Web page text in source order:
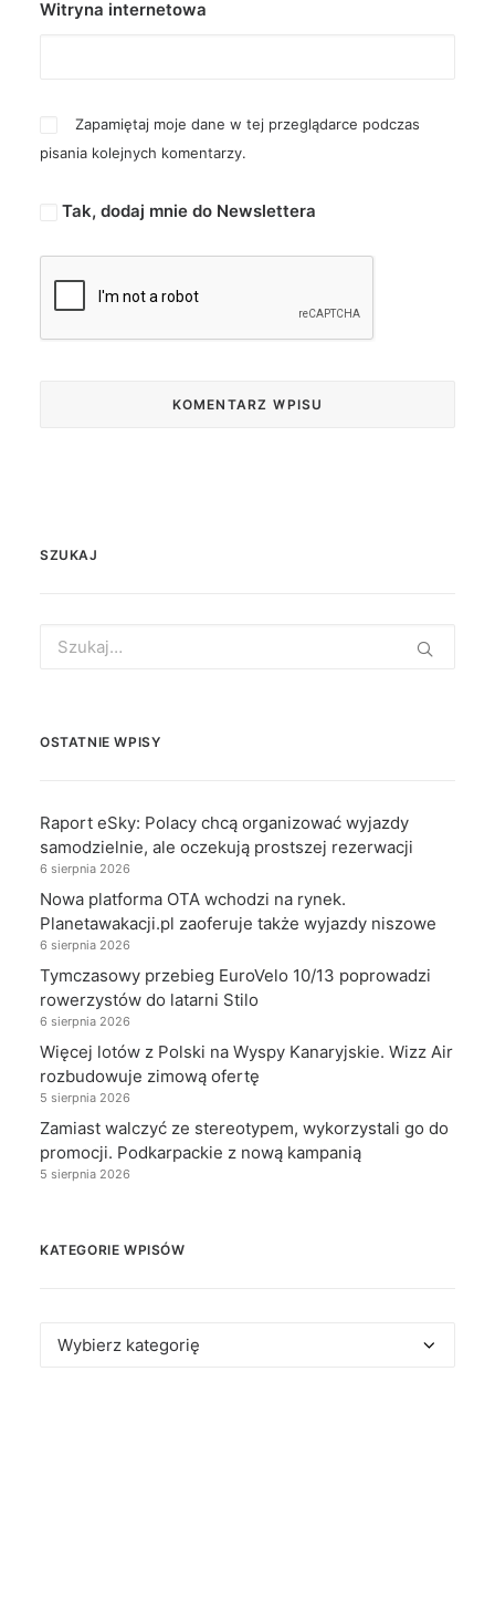
Witryna internetowa
Zapamiętaj moje dane w tej przeglądarce podczas
pisania kolejnych komentarzy.
Tak, dodaj mnie do Newslettera
SZUKAJ
for:
OSTATNIE WPISY
Raport eSky: Polacy chcą organizować wyjazdy
samodzielnie, ale oczekują prostszej rezerwacji
6 sierpnia 2026
Nowa platforma OTA wchodzi na rynek.
Planetawakacji.pl zaoferuje także wyjazdy niszowe
6 sierpnia 2026
Tymczasowy przebieg EuroVelo 10/13 poprowadzi
rowerzystów do latarni Stilo
6 sierpnia 2026
Więcej lotów z Polski na Wyspy Kanaryjskie. Wizz Air
rozbudowuje zimową ofertę
5 sierpnia 2026
Zamiast walczyć ze stereotypem, wykorzystali go do
promocji. Podkarpackie z nową kampanią
5 sierpnia 2026
KATEGORIE WPISÓW
Kategorie